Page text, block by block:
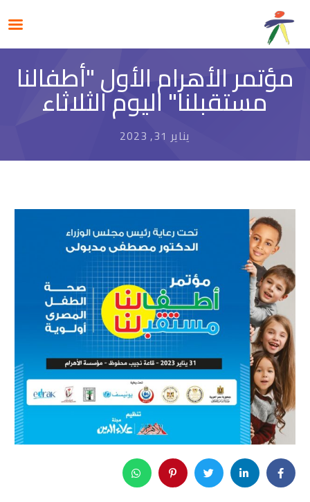
مؤتمر الأهرام الأول "أطفالنا
مستقبلنا" اليوم الثلاثاء
يناير 31, 2023